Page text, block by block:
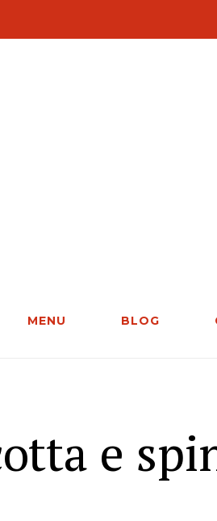
MENU BLOG
e